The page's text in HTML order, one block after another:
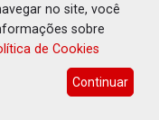
no site, você
sobre
de Cookies
Continuar